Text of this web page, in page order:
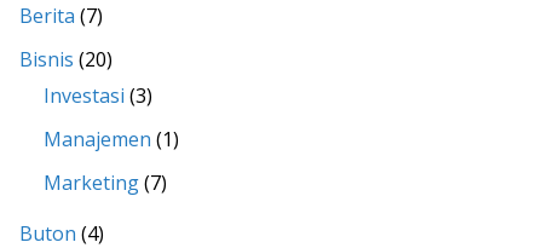
Berita (7)
Bisnis (20)
Investasi (3)
Manajemen (1)
Marketing(7)
Buton (4)